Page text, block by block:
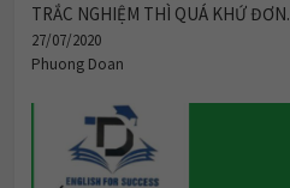
TRẮC NGHIỆM THÌ QUÁ KHỨ ĐƠN.
27/07/2020
Phuong Doan